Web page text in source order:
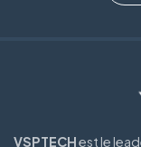
VSPTECHest le